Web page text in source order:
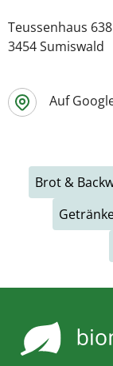
Teussenhaus 638
3454 Sumiswald
Auf
Brot &